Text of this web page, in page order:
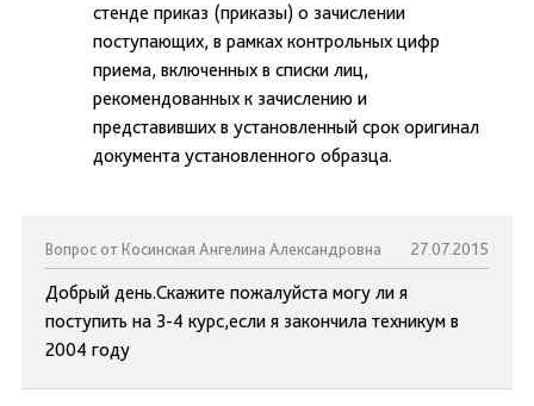
стенде приказ (приказы) о зачислении
поступающих, в рамках контрольных цифр
приема, включенных в списки лиц,
рекомендованных к зачислению и
представивших в установленный срок оригинал
документа установленного образца.
Вопрос от Косинская Ангелина Александровна 27.07.2015
Добрый день.Скажите пожалуйста могу ли я
поступить на 3-4 курс,если я закончила техникум в
2004 году